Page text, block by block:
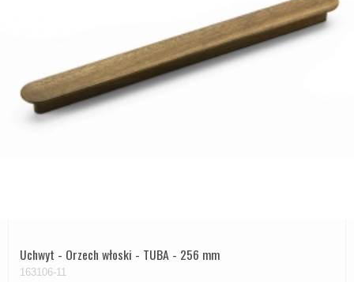
Uchwyt - Orzech włoski - TUBA - 256 mm
163106-11